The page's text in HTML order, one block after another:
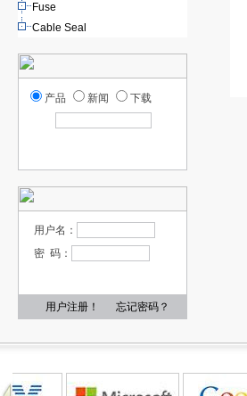
Fuse
Cable Seal
产品 新闻 下载
用户名：
密 码：
用户注册！ 忘记密码？